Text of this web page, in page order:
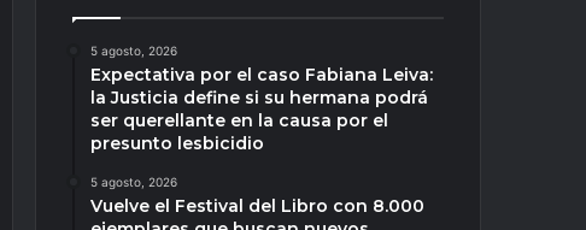
5 agosto, 2026
Expectativa por el caso Fabiana Leiva:
la Justicia define si su hermana podrá
ser querellante en la causa por el
presunto lesbicidio
5 agosto, 2026
Vuelve el Festival del Libro con 8.000